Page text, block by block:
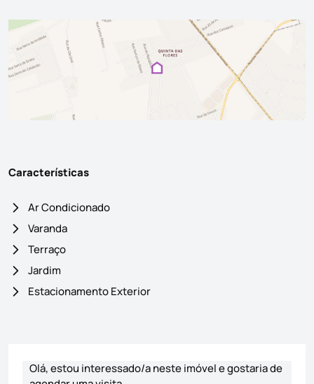
Características
Ar Condicionado
Varanda
Terraço
Jardim
Estacionamento Exterior